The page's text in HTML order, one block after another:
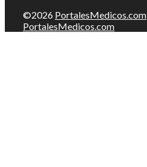
©2026 PortalesMedicos.com
PortalesMedicos.com